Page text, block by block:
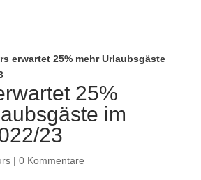
erwartet 25% mehr Urlaubsgäste
25%
im
23
| 0 Kommentare